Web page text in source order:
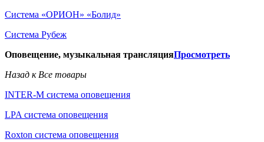
Система «ОРИОН» «Болид»
Система Рубеж
Оповещение, музыкальная трансляцияПросмотреть
Назад к Все товары
INTER-M система оповещения
LPA система оповещения
Roxton система оповещения